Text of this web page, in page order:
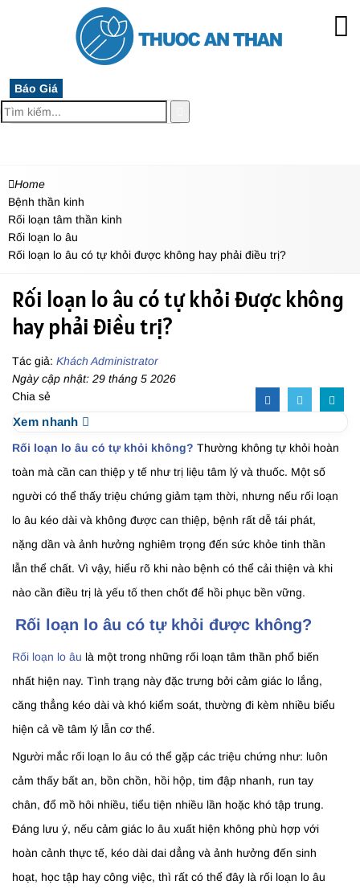
Báo Giá
Home
Bệnh thần kinh
Rối loạn tâm thần kinh
Rối loạn lo âu
Rối loạn lo âu có tự khỏi được không hay phải điều trị?
Rối loạn lo âu có tự khỏi được không
hay phải điều trị?
Tác giả: Khách Administrator
Ngày cập nhật: 29 tháng 5 2026
Chia sẻ
Xem nhanh
Rối loạn lo âu có tự khỏi không? Thường không tự khỏi hoàn
toàn mà cần can thiệp y tế như trị liệu tâm lý và thuốc. Một số
người có thể thấy triệu chứng giảm tạm thời, nhưng nếu rối loạn
lo âu kéo dài và không được can thiệp, bệnh rất dễ tái phát,
nặng dần và ảnh hưởng nghiêm trọng đến sức khỏe tinh thần
lẫn thể chất. Vì vậy, hiểu rõ khi nào bệnh có thể cải thiện và khi
nào cần điều trị là yếu tố then chốt để hồi phục bền vững.
Rối loạn lo âu có tự khỏi được không?
Rối loạn lo âu là một trong những rối loạn tâm thần phổ biến
nhất hiện nay. Tình trạng này đặc trưng bởi cảm giác lo lắng,
căng thẳng kéo dài và khó kiểm soát, thường đi kèm nhiều biểu
hiện cả về tâm lý lẫn cơ thể.
Người mắc rối loạn lo âu có thể gặp các triệu chứng như: luôn
cảm thấy bất an, bồn chồn, hồi hộp, tim đập nhanh, run tay
chân, đổ mồ hôi nhiều, tiểu tiện nhiều lần hoặc khó tập trung.
Đáng lưu ý, nếu cảm giác lo âu xuất hiện không phù hợp với
hoàn cảnh thực tế, kéo dài dai dẳng và ảnh hưởng đến sinh
hoạt, học tập hay công việc, thì rất có thể đây là rối loạn lo âu